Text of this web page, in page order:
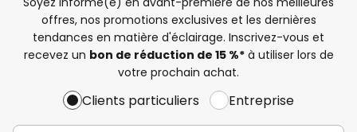
offres, nos promotions exclusives et les dernières
tendances en matière d'éclairage. Inscrivez-vous et
recevez un bon de réduction de 15 %*à utiliser lors de
votre prochain achat.
Clients particuliers Entreprise